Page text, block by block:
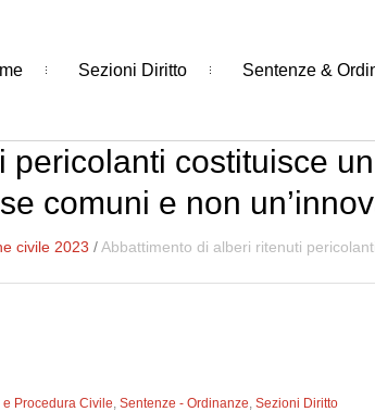
Sezioni Diritto Sentenze &
costituisce
comuni e non
civile 2023 /Abbattimento di alberi ritenuti
e Procedura Civile,Sentenze - Ordinanze,Sezioni Diritto